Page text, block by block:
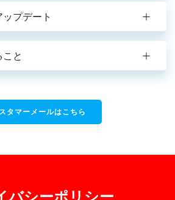
プデート
と
タマーメールはこちら